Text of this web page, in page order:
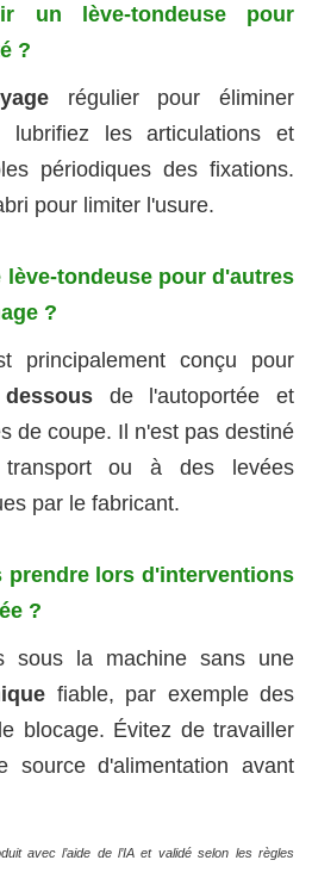
un lève-tondeuse pour
?
régulier pour éliminer
lubrifiez les articulations et
périodiques des fixations.
pour limiter l'usure.
lève-tondeuse pour d'autres
?
principalement conçu pour
de l'autoportée et
de coupe. Il n'est pas destiné
ou à des levées
par le fabricant.
prendre lors d'interventions
?
sous la machine sans une
fiable, par exemple des
blocage. Évitez de travailler
source d'alimentation avant
avec l’aide de l’IA et validé selon les règles